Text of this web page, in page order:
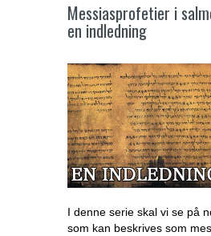
Messiasprofetier i
en indledning
I denne serie skal vi se på
som kan beskrives som